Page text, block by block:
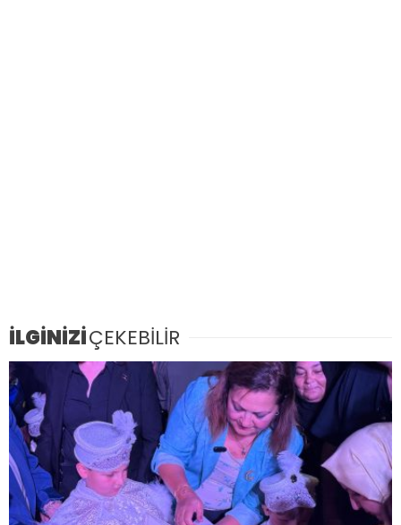
İLGİNİZİÇEKEBİLİR